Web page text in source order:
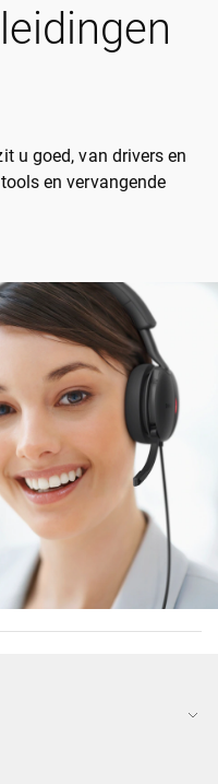
u goed, van drivers en
en vervangende